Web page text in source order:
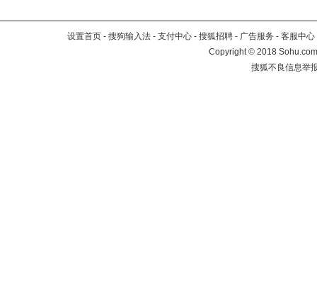
设置首页 - 搜狗输入法 - 支付中心 - 搜狐招聘 - 广告服务 - 客服中心
Copyright©2018
搜狐不良信息举